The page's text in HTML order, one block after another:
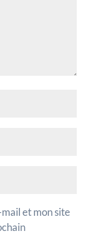
et mon site